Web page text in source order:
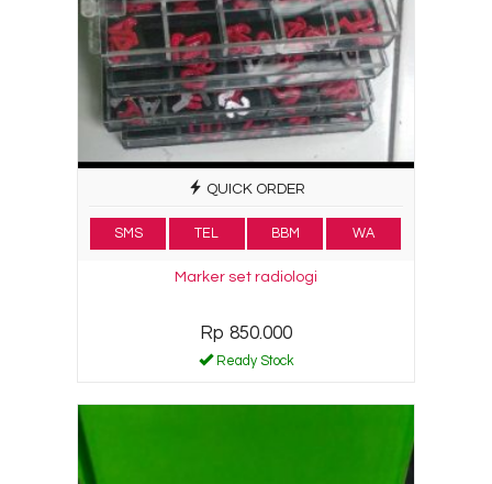
QUICK ORDER
SMS TEL BBM WA
Marker set radiologi
Rp 850.000
Ready Stock